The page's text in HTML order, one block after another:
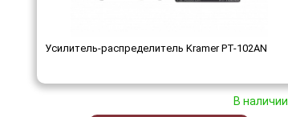
Усилитель-распределитель Kramer PT-102AN
В наличии